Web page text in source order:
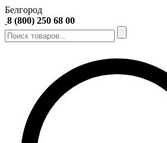
Белгород
8 (800) 250 68 00